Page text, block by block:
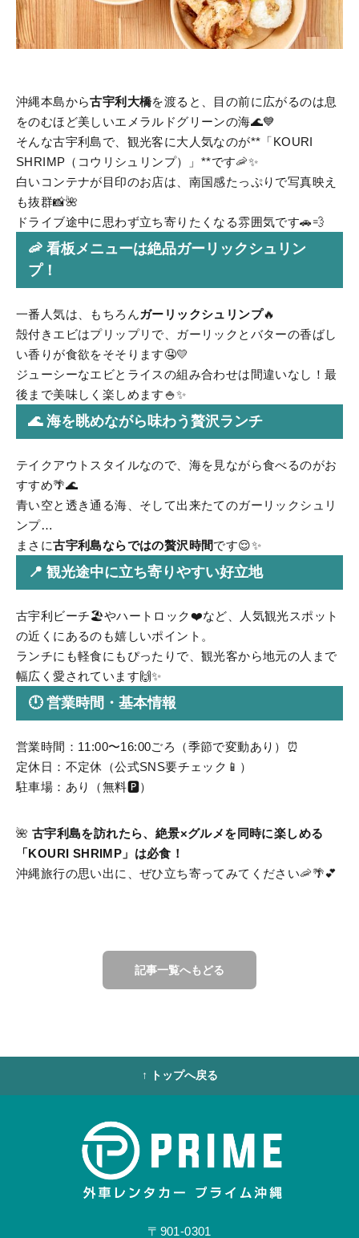
沖縄本島から古宇利大橋を渡ると、目の前に広がるのは息
をのむほど美しいエメラルドグリーンの海🌊💙
そんな古宇利島で、観光客に大人気なのが**「KOURI
SHRIMP（コウリシュリンプ）」**です🦐✨
白いコンテナが目印のお店は、南国感たっぷりで写真映え
も抜群📸🌺
ドライブ途中に思わず立ち寄りたくなる雰囲気です🚗💨
🦐 看板メニューは絶品ガーリックシュリン
プ！
一番人気は、もちろんガーリックシュリンプ🔥
殻付きエビはプリップリで、ガーリックとバターの香ばし
い香りが食欲をそそります🤤💛
ジューシーなエビとライスの組み合わせは間違いなし！最
後まで美味しく楽しめます🍚✨
🌊 海を眺めながら味わう贅沢ランチ
テイクアウトスタイルなので、海を見ながら食べるのがお
すすめ🌴🌊
青い空と透き通る海、そして出来たてのガーリックシュリ
ンプ…
まさに古宇利島ならではの贅沢時間です😌✨
📍 観光途中に立ち寄りやすい好立地
古宇利ビーチ🏖️やハートロック❤️など、人気観光スポット
の近くにあるのも嬉しいポイント。
ランチにも軽食にもぴったりで、観光客から地元の人まで
幅広く愛されています🙌✨
🕛 営業時間・基本情報
営業時間：11:00〜16:00ごろ（季節で変動あり）⏰
定休日：不定休（公式SNS要チェック📱）
駐車場：あり（無料🅿️）
🌺 古宇利島を訪れたら、絶景×グルメを同時に楽しめる
「KOURI SHRIMP」は必食！
沖縄旅行の思い出に、ぜひ立ち寄ってみてください🦐🌴💕
記事一覧へもどる
↑ トップへ戻る
〒901-0301